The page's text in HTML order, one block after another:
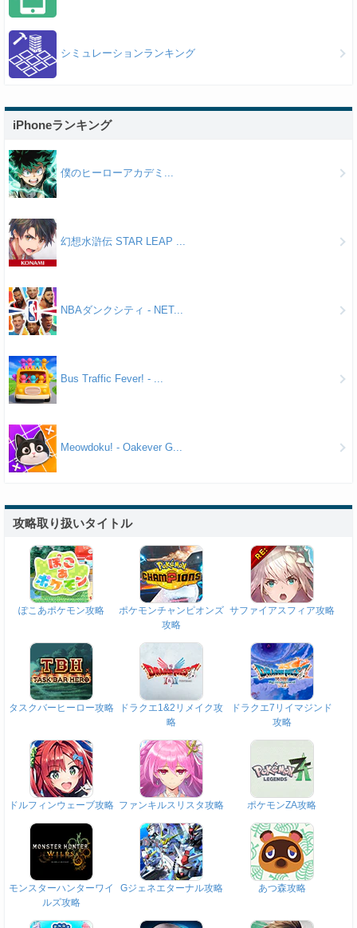
シミュレーションランキング
iPhoneランキング
僕のヒーローアカデミ...
幻想水滸伝 STAR LEAP ...
NBAダンクシティ - NET...
Bus Traffic Fever! - ...
Meowdoku! - Oakever G...
攻略取り扱いタイトル
ぽこあポケモン攻略
ポケモンチャンピオンズ
攻略
サファイアスフィア攻略
タスクバーヒーロー攻略
ドラクエ1&2リメイク攻
略
ドラクエ7リイマジンド
攻略
ドルフィンウェーブ攻略 ファンキルスリスタ攻略 ポケモンZA攻略
モンスターハンターワイ
ルズ攻略
Gジェネエターナル攻略 あつ森攻略